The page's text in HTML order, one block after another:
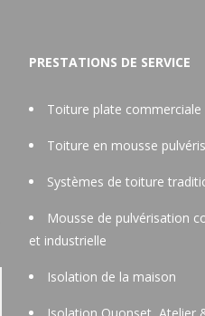
PRESTATIONS DE SERVICE
Toiture plate commerciale
Toiture en mousse
Systèmes de toiture
Mousse de pulvérisation
et industrielle
Isolation de la maison